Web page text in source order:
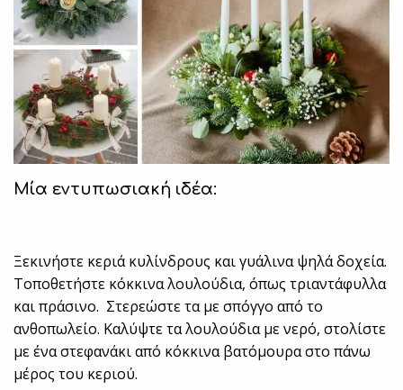
Μία εντυπωσιακή ιδέα:
Ξεκινήστε κεριά κυλίνδρους και γυάλινα ψηλά δοχεία.
Τοποθετήστε κόκκινα λουλούδια, όπως τριαντάφυλλα
και πράσινο. Στερεώστε τα με σπόγγο από το
ανθοπωλείο. Καλύψτε τα λουλούδια με νερό, στολίστε
με ένα στεφανάκι από κόκκινα βατόμουρα στο πάνω
μέρος του κεριού.